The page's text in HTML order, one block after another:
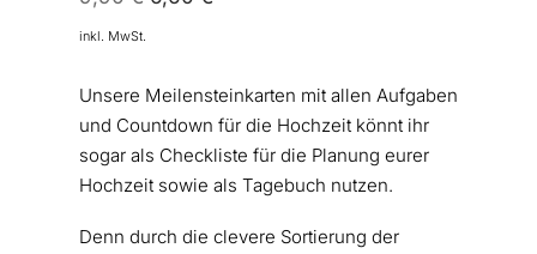
9,90 €6,60 €.
inkl. MwSt.
Unsere Meilensteinkarten mit allen Aufgaben
und Countdown für die Hochzeit könnt ihr
sogar als Checkliste für die Planung eurer
Hochzeit sowie als Tagebuch nutzen.
Denn durch die clevere Sortierung der